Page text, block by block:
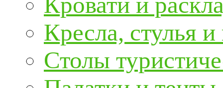
Кресла, стулья
Столы